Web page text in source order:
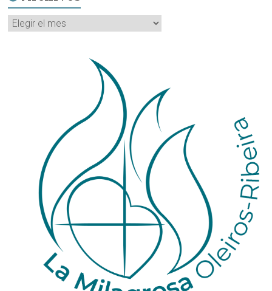
Archivos